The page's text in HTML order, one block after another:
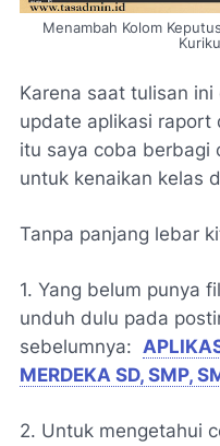
Menambah Kolom
Karena saat tulisan
update aplikasi raport
itu saya coba berbagi
untuk kenaikan kelas
Tanpa panjang lebar
1. Yang belum punya
unduh dulu pada
sebelumnya:
MERDEKA SD, SMP,
2. Untuk mengetahui